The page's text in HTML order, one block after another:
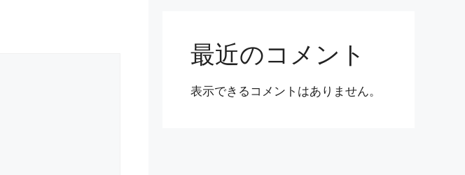
最近のコメント
表示できるコメントはありません。